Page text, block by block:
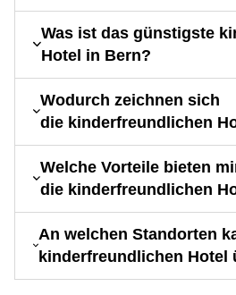
Was ist das günstigste
Hotel in Bern?
Wodurch zeichnen sich
die kinderfreundlichen
Welche Vorteile bieten
die kinderfreundlichen
An welchen Standorten
kinderfreundlichen Hotel